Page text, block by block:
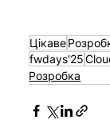
Цікаве
fwdays'25
Розробка